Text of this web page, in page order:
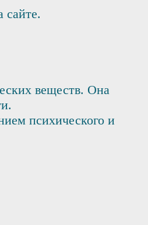
сайте.
веществ. Она
психического и